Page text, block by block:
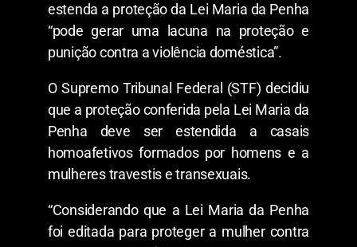
estenda a proteção da Lei Maria da Penha
“pode gerar uma lacuna na proteção e
punição contra a violência doméstica”.
O Supremo Tribunal Federal (STF) decidiu
que a proteção conferida pela Lei Maria da
Penha deve ser estendida a casais
homoafetivos formados por homens e a
mulheres travestis e transexuais.
“Considerando que a Lei Maria da Penha
foi editada para proteger a mulher contra